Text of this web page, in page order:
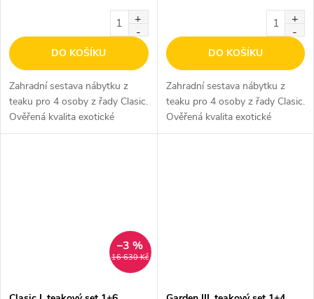
DO KOŠÍKU
Zahradní sestava nábytku z
teaku pro 4 osoby z řady Clasic.
Ověřená kvalita exotické
dřeviny teak.
DO KOŠÍKU
Zahradní sestava nábytku z
teaku pro 4 osoby z řady Clasic.
Ověřená kvalita exotické
dřeviny teak.
16 630 Kč
–3 %